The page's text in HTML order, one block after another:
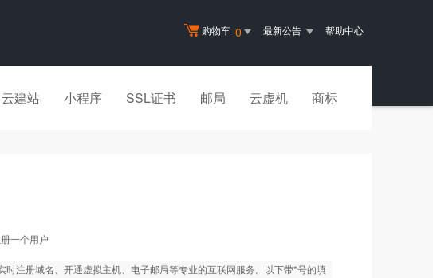
购物车 0 最新公告 帮助中心
云建站 小程序 SSL证书 邮局 云虚机 商标
一个用户
注册域名、开通虚拟主机、电子邮局等专业的互联网服务。以下带*号的填